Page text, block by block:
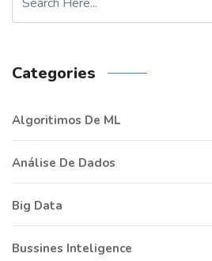
Categories
Algoritimos De ML
Análise De Dados
Big Data
Bussines Inteligence